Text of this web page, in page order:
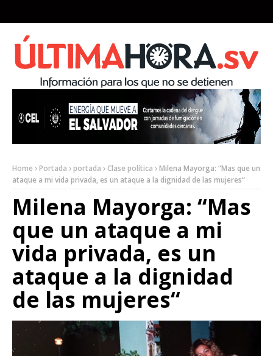
Home Portada portada Clase política
Milena Mayorga: “Mas que un
ataque a mi vida privada, es un ataque a la dignidad de las mujeres“
Milena Mayorga: “Mas
que un ataque a mi
vida privada, es un
ataque a la dignidad
de las mujeres“